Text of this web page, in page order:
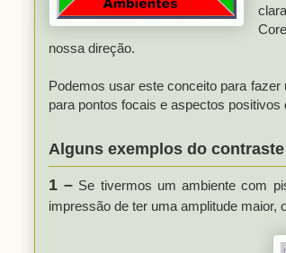
nossa direção.
Podemos usar este conceito para fazer
para pontos focais e aspectos
Alguns exemplos do
1 – Se tivermos um ambiente com
impressão de ter uma amplitude maior,